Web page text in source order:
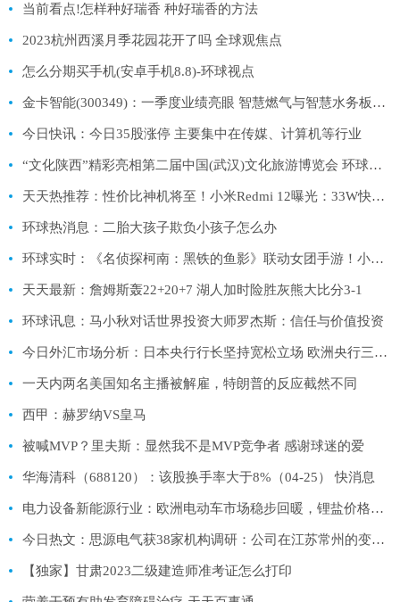
当前看点!怎样种好瑞香 种好瑞香的方法
2023杭州西溪月季花园花开了吗 全球观焦点
怎么分期买手机(安卓手机8.8)-环球视点
金卡智能(300349)：一季度业绩亮眼 智慧燃气与智慧水务板块双增_环球速讯
今日快讯：今日35股涨停 主要集中在传媒、计算机等行业
“文化陕西”精彩亮相第二届中国(武汉)文化旅游博览会 环球速读
天天热推荐：性价比神机将至！小米Redmi 12曝光：33W快充、预装MIUI 14
环球热消息：二胎大孩子欺负小孩子怎么办
环球实时：《名侦探柯南：黑铁的鱼影》联动女团手游！小偶像cos角色齐上阵！
天天最新：詹姆斯轰22+20+7 湖人加时险胜灰熊大比分3-1
环球讯息：马小秋对话世界投资大师罗杰斯：信任与价值投资
今日外汇市场分析：日本央行行长坚持宽松立场 欧洲央行三名管委支持加息
一天内两名美国知名主播被解雇，特朗普的反应截然不同
西甲：赫罗纳VS皇马
被喊MVP？里夫斯：显然我不是MVP竞争者 感谢球迷的爱
华海清科（688120）：该股换手率大于8%（04-25） 快消息
电力设备新能源行业：欧洲电动车市场稳步回暖，锂盐价格持续下跌－锂电产业链周评（4月第2周）-天天速读
今日热文：思源电气获38家机构调研：公司在江苏常州的变压器生产基地在2022年第四季度建成投产，目前正在产能爬坡阶段（附调研问答）
【独家】甘肃2023二级建造师准考证怎么打印